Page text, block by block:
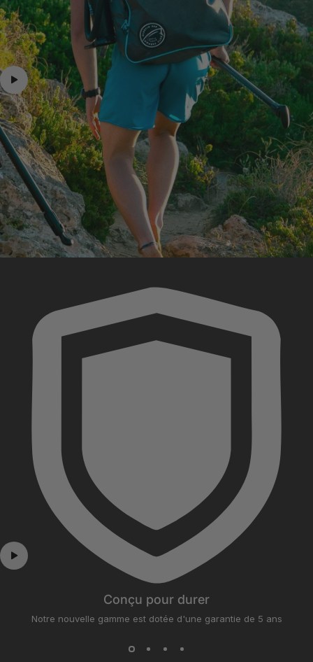
Conçu pour durer
Notre nouvelle gamme est dotée d'une garantie de 5 ans